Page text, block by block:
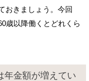
おきましょう。今回
歳以降働くとどれくら
年金額が増えてい